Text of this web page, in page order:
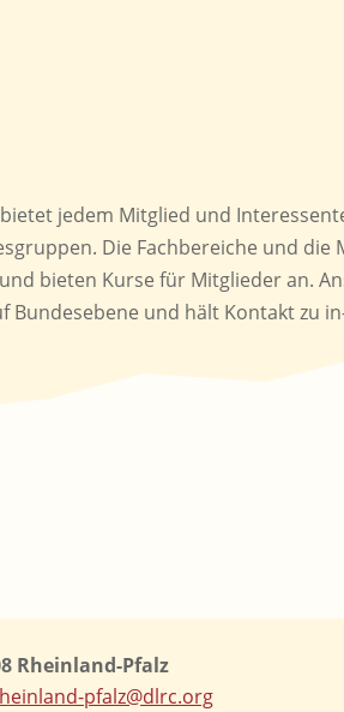
jedem Mitglied und
Die Fachbereiche und die
bieten Kurse für Mitglieder an.
und hält Kontakt zu
Rheinland-Pfalz
pfalz@dlrc.org